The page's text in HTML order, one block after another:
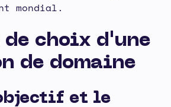
mondial.
choix d'une
de domaine
et le